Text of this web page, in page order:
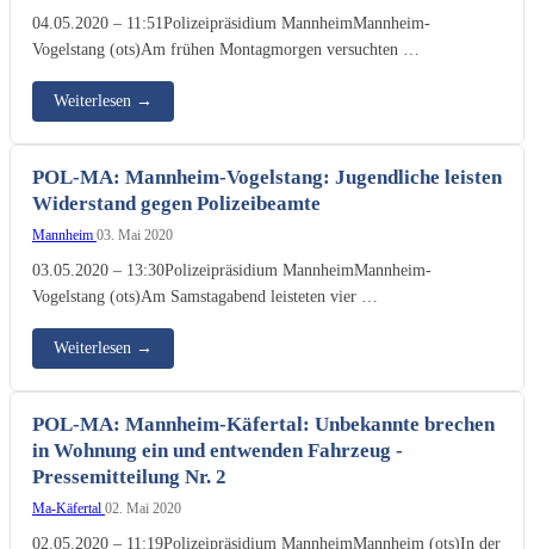
04.05.2020 – 11:51Polizeipräsidium MannheimMannheim-
Vogelstang (ots)Am frühen Montagmorgen versuchten …
Weiterlesen →
POL-MA: Mannheim-Vogelstang: Jugendliche leisten
Widerstand gegen Polizeibeamte
Mannheim 03. Mai 2020
03.05.2020 – 13:30Polizeipräsidium MannheimMannheim-
Vogelstang (ots)Am Samstagabend leisteten vier …
Weiterlesen →
POL-MA: Mannheim-Käfertal: Unbekannte brechen
in Wohnung ein und entwenden Fahrzeug -
Pressemitteilung Nr. 2
Ma-Käfertal 02. Mai 2020
02.05.2020 – 11:19Polizeipräsidium MannheimMannheim (ots)In der